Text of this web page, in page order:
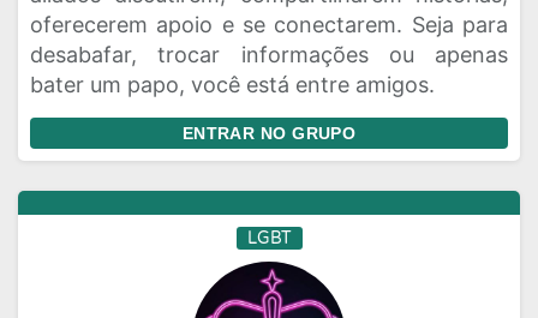
oferecerem apoio e se conectarem. Seja para
desabafar, trocar informações ou apenas
bater um papo, você está entre amigos.
ENTRAR NO GRUPO
LGBT